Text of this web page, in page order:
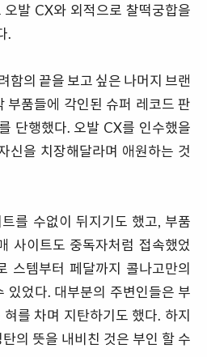
발 CX와 외적으로 찰떡궁합을
.
함의 끝을 보고 싶은 나머지 브랜
부품들에 각인된 슈퍼 레코드 판
단행했다. 오발 CX를 인수했을
신을 치장해달라며 애원하는 것
를 수없이 뒤지기도 했고, 부품
사이트도 중독자처럼 접속했었
스템부터 페달까지 콜나고만의
있었다. 대부분의 주변인들은 부
를 차며 지탄하기도 했다. 하지
의 뜻을 내비친 것은 부인 할 수